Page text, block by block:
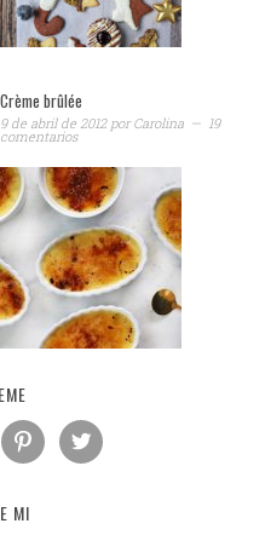
Crème brûlée
9 de abril de 2012porCarolina 19
comentarios
 
MI